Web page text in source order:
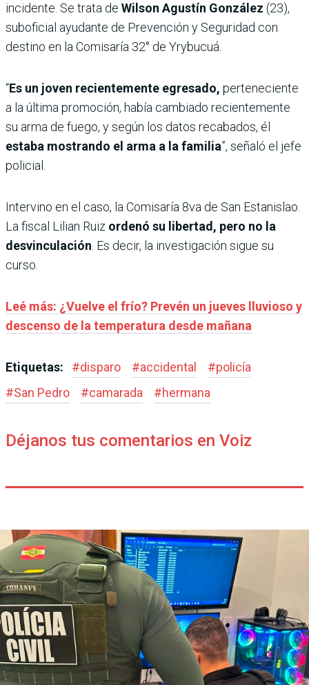
incidente. Se trata de Wilson Agustín González (23),
suboficial ayudante de Prevención y Seguridad con
destino en la Comisaría 32° de Yrybucuá.
“Es un joven recientemente egresado, perteneciente
a la última promoción, había cambiado recientemente
su arma de fuego, y según los datos recabados, él
estaba mostrando el arma a la familia”, señaló el jefe
policial.
Intervino en el caso, la Comisaría 8va de San Estanislao.
La fiscal Lilian Ruiz ordenó su libertad, pero no la
desvinculación. Es decir, la investigación sigue su
curso.
Leé más: ¿Vuelve el frío? Prevén un jueves lluvioso y
descenso de la temperatura desde mañana
Etiquetas: #disparo #accidental #policía
#San Pedro #camarada #hermana
Déjanos tus comentarios en Voiz